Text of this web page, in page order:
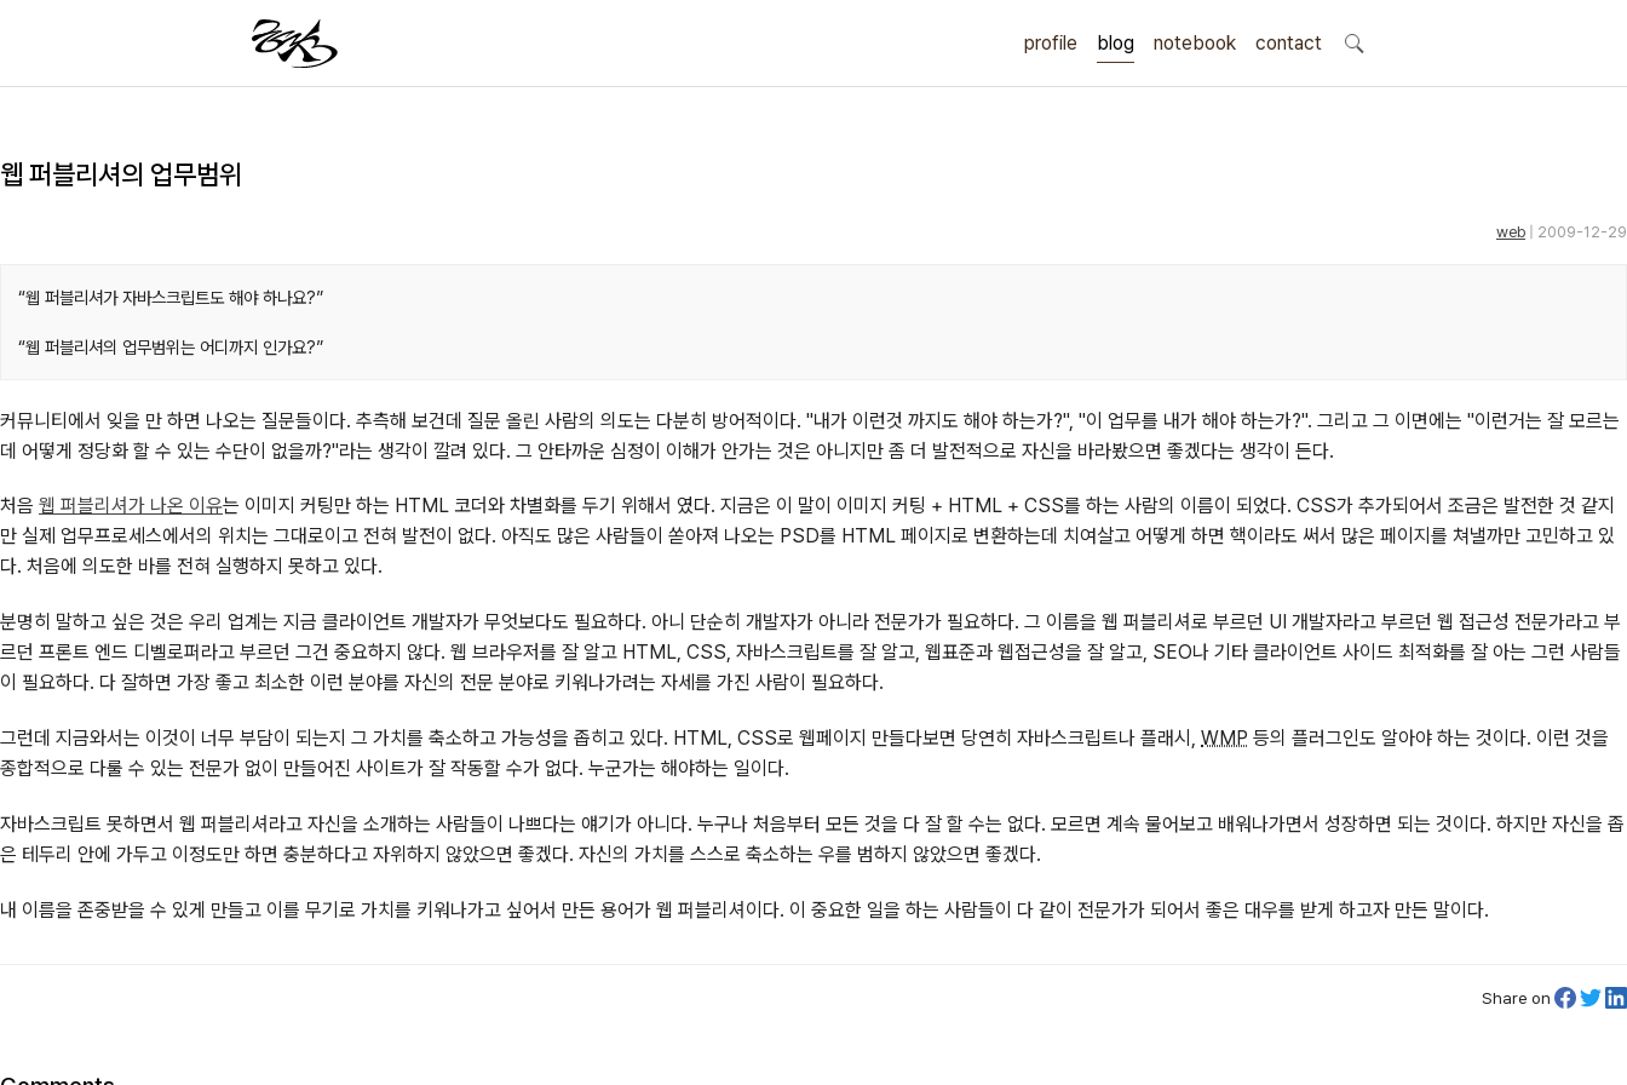
profile blog notebook contact
search
웹 퍼블리셔의 업무범위
web | 2009-12-29
웹 퍼블리셔가 자바스크립트도 해야 하나요?
웹 퍼블리셔의 업무범위는 어디까지 인가요?
커뮤니티에서 잊을 만 하면 나오는 질문들이다. 추측해 보건데 질문 올린 사람의 의도는 다분히 방어적이다. "내가 이런것 까지도 해야 하는가?", "이 업무를 내가 해야 하는가?". 그리고 그 이면에는 "이런거는 잘 모르는
데 어떻게 정당화 할 수 있는 수단이 없을까?"라는 생각이 깔려 있다. 그 안타까운 심정이 이해가 안가는 것은 아니지만 좀 더 발전적으로 자신을 바라봤으면 좋겠다는 생각이 든다.
처음 웹 퍼블리셔가 나온 이유는 이미지 커팅만 하는 HTML 코더와 차별화를 두기 위해서 였다. 지금은 이 말이 이미지 커팅 + HTML + CSS를 하는 사람의 이름이 되었다. CSS가 추가되어서 조금은 발전한 것 같지
만 실제 업무프로세스에서의 위치는 그대로이고 전혀 발전이 없다. 아직도 많은 사람들이 쏟아져 나오는 PSD를 HTML 페이지로 변환하는데 치여살고 어떻게 하면 핵이라도 써서 많은 페이지를 쳐낼까만 고민하고 있
다. 처음에 의도한 바를 전혀 실행하지 못하고 있다.
분명히 말하고 싶은 것은 우리 업계는 지금 클라이언트 개발자가 무엇보다도 필요하다. 아니 단순히 개발자가 아니라 전문가가 필요하다. 그 이름을 웹 퍼블리셔로 부르던 UI 개발자라고 부르던 웹 접근성 전문가라고 부
르던 프론트 엔드 디벨로퍼라고 부르던 그건 중요하지 않다. 웹 브라우저를 잘 알고 HTML, CSS, 자바스크립트를 잘 알고, 웹표준과 웹접근성을 잘 알고, SEO나 기타 클라이언트 사이드 최적화를 잘 아는 그런 사람들
이 필요하다. 다 잘하면 가장 좋고 최소한 이런 분야를 자신의 전문 분야로 키워나가려는 자세를 가진 사람이 필요하다.
그런데 지금와서는 이것이 너무 부담이 되는지 그 가치를 축소하고 가능성을 좁히고 있다. HTML, CSS로 웹페이지 만들다보면 당연히 자바스크립트나 플래시, WMP 등의 플러그인도 알아야 하는 것이다. 이런 것을
종합적으로 다룰 수 있는 전문가 없이 만들어진 사이트가 잘 작동할 수가 없다. 누군가는 해야하는 일이다.
자바스크립트 못하면서 웹 퍼블리셔라고 자신을 소개하는 사람들이 나쁘다는 얘기가 아니다. 누구나 처음부터 모든 것을 다 잘 할 수는 없다. 모르면 계속 물어보고 배워나가면서 성장하면 되는 것이다. 하지만 자신을 좁
은 테두리 안에 가두고 이정도만 하면 충분하다고 자위하지 않았으면 좋겠다. 자신의 가치를 스스로 축소하는 우를 범하지 않았으면 좋겠다.
내 이름을 존중받을 수 있게 만들고 이를 무기로 가치를 키워나가고 싶어서 만든 용어가 웹 퍼블리셔이다. 이 중요한 일을 하는 사람들이 다 같이 전문가가 되어서 좋은 대우를 받게 하고자 만든 말이다.
Share on